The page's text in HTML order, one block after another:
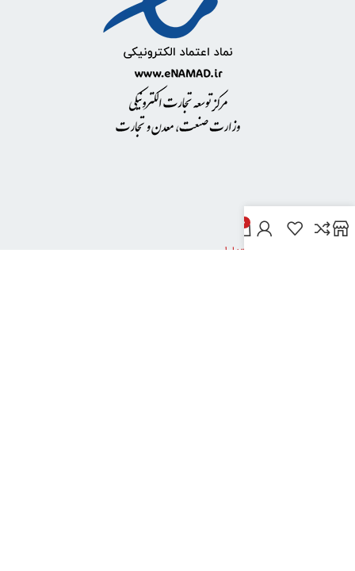
خدمات مشتریان
پاسخ به پرسش‌های متداول
0